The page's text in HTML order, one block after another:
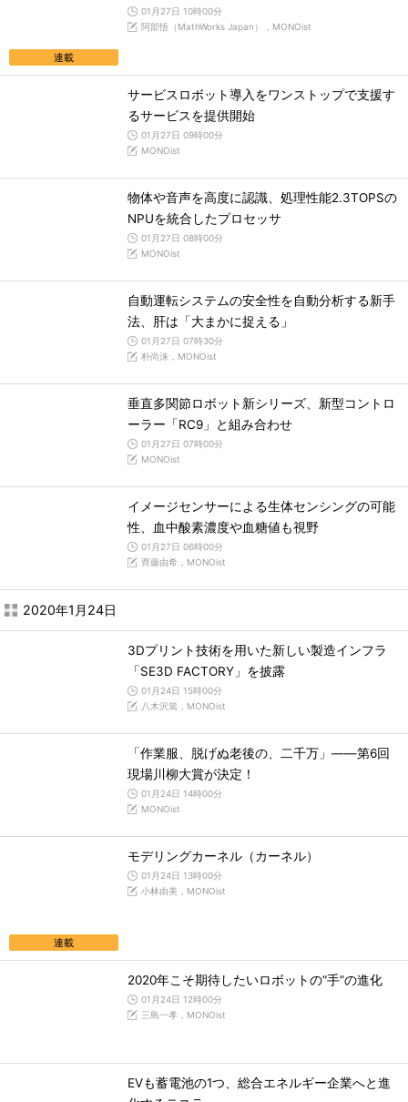
連載
01月27日 10時00分
阿部悟（MathWorks Japan），MONOist
サービスロボット導入をワンストップで支援す
るサービスを提供開始
01月27日 09時00分
MONOist
物体や音声を高度に認識、処理性能2.3TOPSの
NPUを統合したプロセッサ
01月27日 08時00分
MONOist
自動運転システムの安全性を自動分析する新手
法、肝は「大まかに捉える」
01月27日 07時30分
朴尚洙，MONOist
垂直多関節ロボット新シリーズ、新型コントロ
ーラー「RC9」と組み合わせ
01月27日 07時00分
MONOist
イメージセンサーによる生体センシングの可能
性、血中酸素濃度や血糖値も視野
01月27日 06時00分
齊藤由希，MONOist
2020年1月24日
3Dプリント技術を用いた新しい製造インフラ
「SE3D FACTORY」を披露
01月24日 15時00分
八木沢篤，MONOist
「作業服、脱げぬ老後の、二千万」――第6回
現場川柳大賞が決定！
01月24日 14時00分
MONOist
連載
モデリングカーネル（カーネル）
01月24日 13時00分
小林由美，MONOist
2020年こそ期待したいロボットの“手”の進化
01月24日 12時00分
三島一孝，MONOist
EVも蓄電池の1つ、総合エネルギー企業へと進